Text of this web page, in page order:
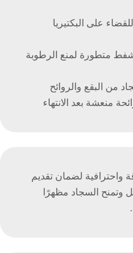
على البكتيريا
متطورة لمنع الرطوبة
من البقع والروائح
منعشة بعد الانتهاء
لضمان تقديم
وتمنح السجاد مظهرًا